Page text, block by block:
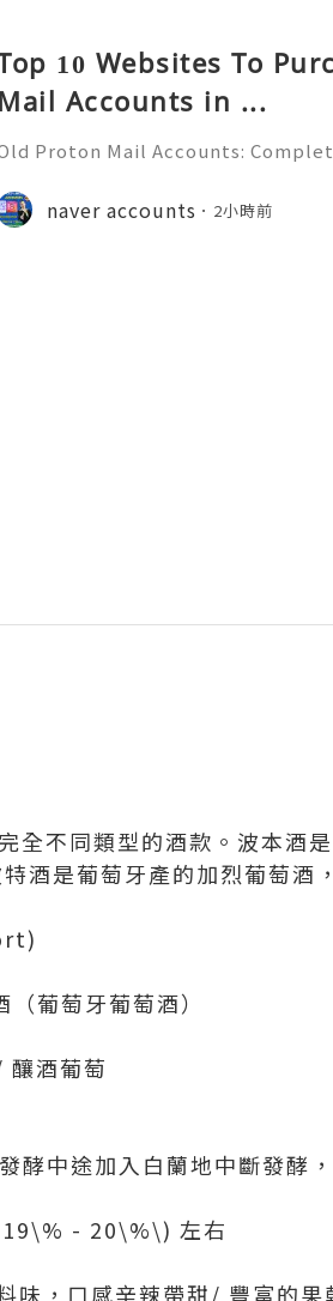
10 Websites To
Mail Accounts in ...
Proton Mail Accounts:
24/7 Customer Support
541-7768
naver accounts 2小時前
不同類型的酒款。波本酒
酒是葡萄牙產的加烈葡萄酒
葡萄牙葡萄酒）
酒葡萄
酵中途加入白蘭地中斷發酵
- 20\%\) 左右
味，口感辛辣帶甜/ 豐富的